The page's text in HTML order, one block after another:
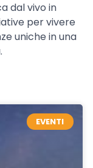
dal vivo in
per vivere
uniche in una
EVENTI